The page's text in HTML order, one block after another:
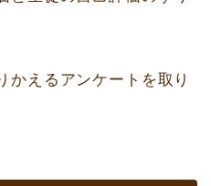
かえるアンケートを取り